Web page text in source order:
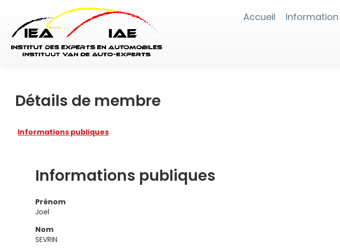
Accueil Information
Détails de membre
Informations publiques
Informations publiques
Prénom
Joel
Nom
SEVRIN